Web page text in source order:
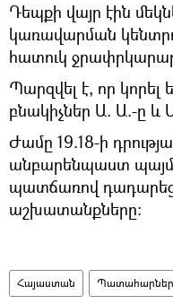
Դեպքի վայր էին
կառավարման
հատուկ
Պարզվել է, որ կորել
բնակիչներ Ա. Ա.-ը և
Ժամը 19.18-ի
անբարենպաստ
պատճառով
աշխատանքները:
Հայաստան Պատահարներ